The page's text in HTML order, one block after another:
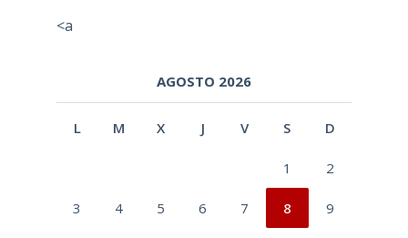
<a
AGOSTO 2026
L M X J V S D
1 2
3 4 5 6 7 8 9